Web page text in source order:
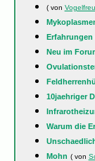
( von
Neu im
10jaehriger
Warum die
Mohn ( von